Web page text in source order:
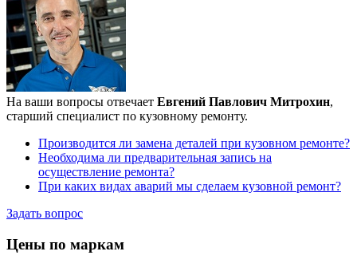
На ваши вопросы отвечает Евгений Павлович Митрохин,
старший специалист по кузовному ремонту.
Производится ли замена деталей при кузовном ремонте?
Необходима ли предварительная запись на
осуществление ремонта?
При каких видах аварий мы сделаем кузовной ремонт?
Задать вопрос
Цены по маркам